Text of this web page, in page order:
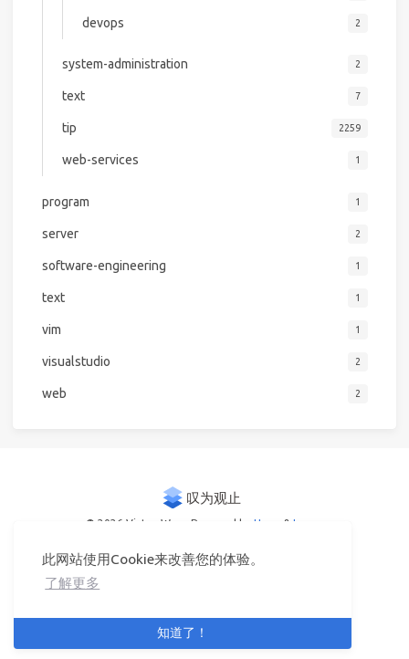
此网站使用Cookie来改善您的体验。
了解更多
知道了！
devops 2
system-administration 2
text 7
tip 2259
web-services 1
program 1
server 2
software-engineering 1
text 1
vim 1
visualstudio 2
web 2
© 2026 Victor Woo Powered by Hexo & Icarus